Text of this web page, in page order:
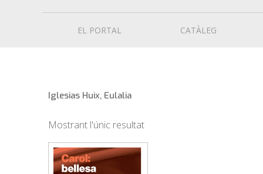
EL PORTAL CATÀLEG
Iglesias Huix, Eulalia
Mostrant l'únic resultat